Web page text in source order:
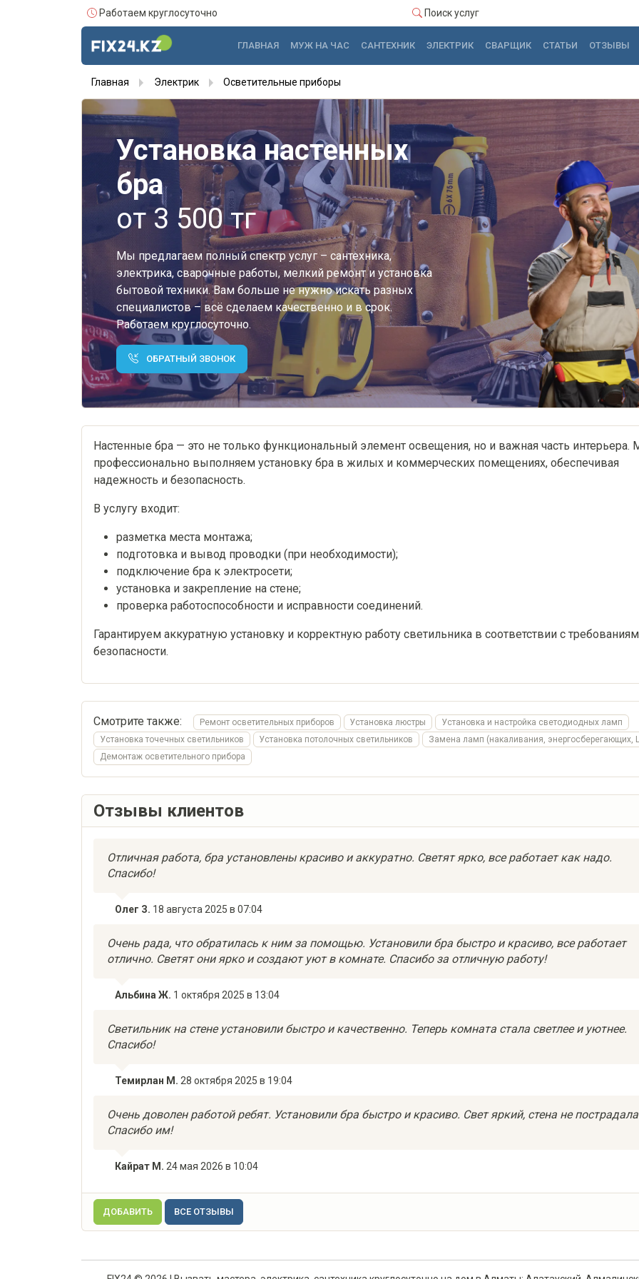
Работаем круглосуточно Поиск услуг
ГЛАВНАЯ МУЖ НА ЧАС САНТЕХНИК ЭЛЕКТРИК СВАРЩИК СТАТЬИ ОТЗЫВЫ
Главная Электрик Осветительные приборы
Установка настенных
бра
от 3 500 тг
Мы предлагаем полный спектр услуг – сантехника,
электрика, сварочные работы, мелкий ремонт и установка
бытовой техники. Вам больше не нужно искать разных
специалистов – всё сделаем качественно и в срок.
Работаем круглосуточно.
ОБРАТНЫЙ ЗВОНОК
Настенные бра — это не только функциональный элемент освещения, но и важная часть интерьера.
профессионально выполняем установку бра в жилых и коммерческих помещениях, обеспечивая
надежность и безопасность.
В услугу входит:
разметка места монтажа;
подготовка и вывод проводки (при необходимости);
подключение бра к электросети;
установка и закрепление на стене;
проверка работоспособности и исправности соединений.
Гарантируем аккуратную установку и корректную работу светильника в соответствии с
безопасности.
Смотрите также: Ремонт осветительных приборов Установка люстры
Установка и настройка светодиодных ламп
Установка точечных светильников
Установка потолочных светильников
Замена ламп (накаливания, энергосберегающих,
Демонтаж осветительного прибора
Отзывы клиентов
Отличная работа, бра установлены красиво и аккуратно. Светят ярко, все работает как надо.
Спасибо!
Олег З. 18 августа 2025 в 07:04
Очень рада, что обратилась к ним за помощью. Установили бра быстро и красиво, все работает
отлично. Светят они ярко и создают уют в комнате. Спасибо за отличную работу!
Альбина Ж. 1 октября 2025 в 13:04
Светильник на стене установили быстро и качественно. Теперь комната стала светлее и уютнее.
Спасибо!
Темирлан М. 28 октября 2025 в 19:04
Очень доволен работой ребят. Установили бра быстро и красиво. Свет яркий, стена не
Спасибо им!
Кайрат М. 24 мая 2026 в 10:04
ДОБАВИТЬ ВСЕ ОТЗЫВЫ